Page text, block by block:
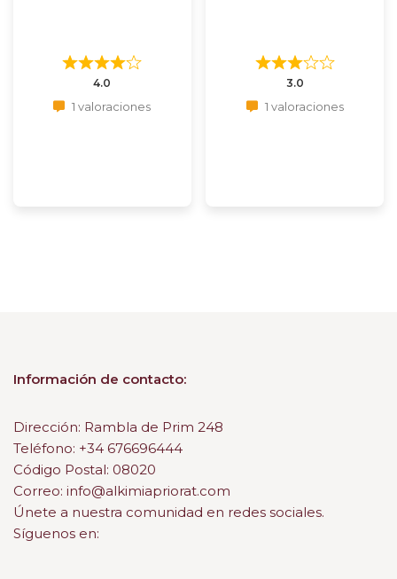
4.0
1 valoraciones
3.0
1 valoraciones
Información de contacto:
Dirección: Rambla de Prim 248
Teléfono: +34 676696444
Código Postal: 08020
Correo: info@alkimiapriorat.com
Únete a nuestra comunidad en redes sociales.
Síguenos en: